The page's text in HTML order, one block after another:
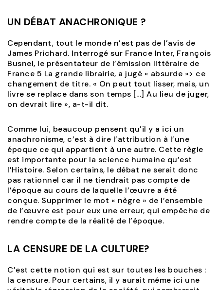
UN DÉBAT ANACHRONIQUE ?
Cependant, tout le monde n’est pas de l’avis de
James Prichard. Interrogé sur France Inter, François
Busnel, le présentateur de l’émission littéraire de
France 5 La grande librairie, a jugé « absurde »> ce
changement de titre. « On peut tout lisser, mais, un
livre se replace dans son temps […] Au lieu de juger,
on devrait lire », a-t-il dit.
Comme lui, beaucoup pensent qu’il y a ici un
anachronisme, c’est à dire l’attribution à l’une
époque ce qui appartient à une autre. Cette règle
est importante pour la science humaine qu’est
I’Histoire. Selon certains, le débat ne serait donc
pas rationnel car il ne tiendrait pas compte de
l’époque au cours de laquelle l’œuvre a été
conçue. Supprimer le mot « nègre » de l’ensemble
de l’œuvre est pour eux une erreur, qui empêche de
rendre compte de la réalité de l’époque.
LA CENSURE DE LA CULTURE?
C’est cette notion qui est sur toutes les bouches :
la censure. Pour certains, il y aurait même ici une